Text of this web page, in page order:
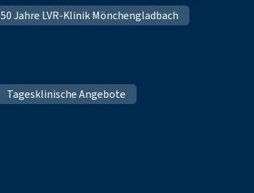
50 Jahre LVR-Klinik Mönchengladbach
Tagesklinische Angebote